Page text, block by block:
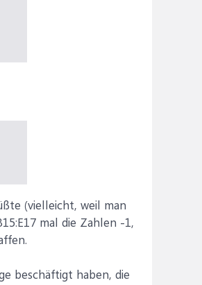
(vielleicht, weil man
mal die Zahlen -1,
beschäftigt haben, die